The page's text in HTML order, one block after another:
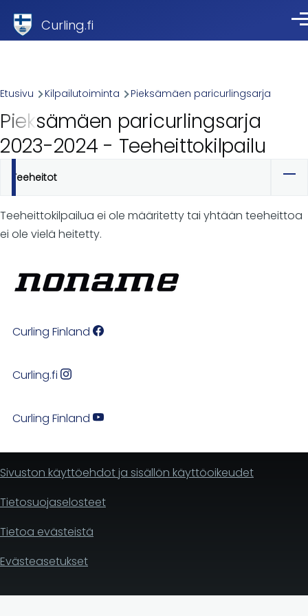
Curling.fi
Breadcrumb
Etusivu Kilpailutoiminta Pieksämäen paricurlingsarja
Pieksämäen paricurlingsarja
2023-2024 - Teeheittokilpailu
Ensisijaiset
välilehdet
Teeheitot
Teeheittokilpailua ei ole määritetty tai yhtään teeheittoa
ei ole vielä heitetty.
Curling Finland
Curling.fi
Curling Finland
Sivuston käyttöehdot ja sisällön käyttöoikeudet
Tietosuojaselosteet
Tietoa evästeistä
Evästeasetukset